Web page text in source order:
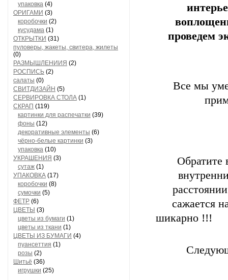
упаковка (4)
ОРИГАМИ (3)
коробочки (2)
кусудама (1)
ОТКРЫТКИ (31)
пуловеры, жакеты, свитера, жилеты
(0)
РАЗМЫШЛЕНИИЯ (2)
РОСПИСЬ (2)
салаты (0)
СВИТДИЗАЙН (5)
СЕРВИРОВКА СТОЛА (1)
СКРАП (119)
картинки для распечатки (39)
фоны (12)
декоративные элементы (6)
чёрно-белые картинки (3)
упаковка (10)
УКРАШЕНИЯ (3)
сутаж (1)
УПАКОВКА (17)
коробочки (8)
сумочки (5)
ФЕТР (6)
ЦВЕТЫ (3)
цветы из бумаги (1)
цветы из ткани (1)
ЦВЕТЫ ИЗ БУМАГИ (4)
пуансеттия (1)
розы (2)
Шитьё (36)
игрушки (25)
проведем
Все мы
Обратите
сажается
шикарно !!!